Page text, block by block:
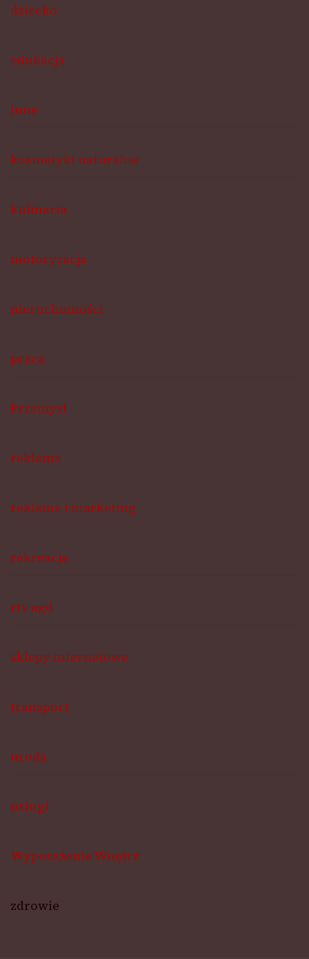
dziecko
edukacja
inne
kosmetyki naturalne
kulinaria
motoryzacja
nieruchomości
praca
Przemysł
reklama
reklama i marketing
rekreacja
rtv agd
sklepy internetowe
transport
uroda
usługi
Wyposażenie Wnętrz
zdrowie